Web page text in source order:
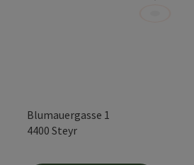
Blumauergasse 1
4400 Steyr